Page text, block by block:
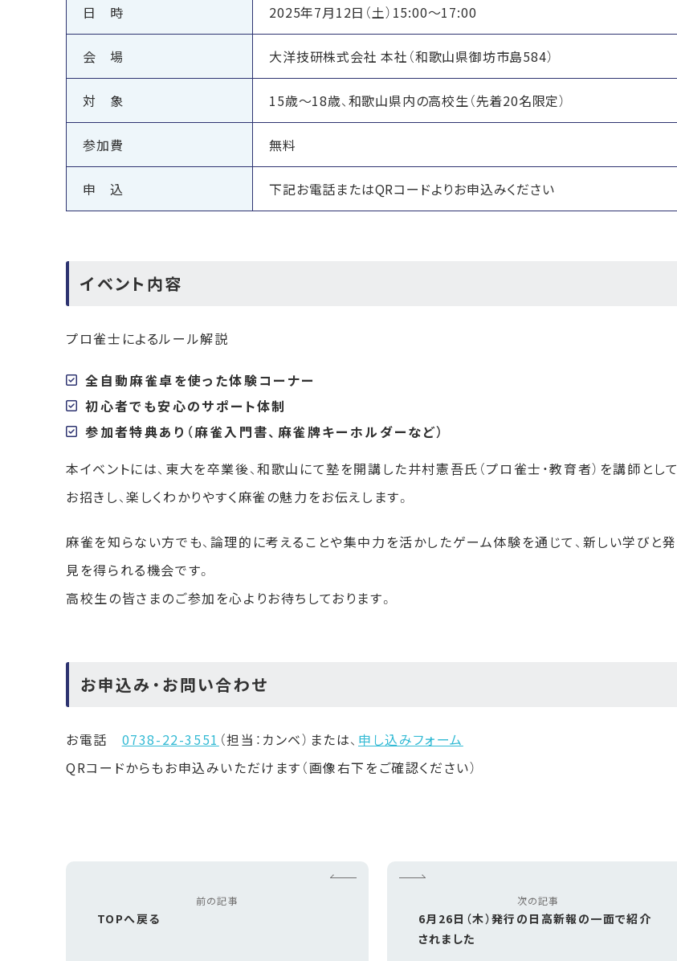
日 時 2025年7月12日（土）15:00〜17:00
会 場 大洋技研株式会社 本社（和歌山県御坊市島584）
対 象 15歳～18歳、和歌山県内の高校生（先着20名限定）
参加費 無料
申 込 下記お電話またはQRコードよりお申込みください
イベント内容
プロ雀士によるルール解説
全自動麻雀卓を使った体験コーナー
初心者でも安心のサポート体制
参加者特典あり（麻雀入門書、麻雀牌キーホルダーなど）
本イベントには、東大を卒業後、和歌山にて塾を開講した井村憲吾氏（プロ雀士・教育者）を講師として
お招きし、楽しくわかりやすく麻雀の魅力をお伝えします。
麻雀を知らない方でも、論理的に考えることや集中力を活かしたゲーム体験を通じて、新しい学びと発
見を得られる機会です。
高校生の皆さまのご参加を心よりお待ちしております。
お申込み・お問い合わせ
お電話 0738-22-3551 （担当：カンベ）または、 申し込みフォーム
QRコードからもお申込みいただけます（画像右下をご確認ください）
前の記事
TOPへ戻る
次の記事
6月26日（木）発行の日高新報の一面で紹介
されました